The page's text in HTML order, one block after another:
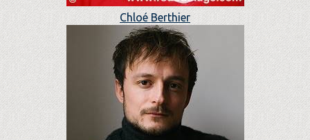
Chloé Berthier